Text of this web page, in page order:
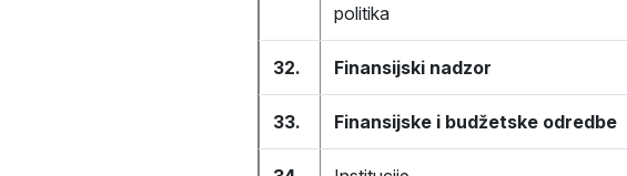
politika
32. Finansijski nadzor
33. Finansijske i budžetske odredbe